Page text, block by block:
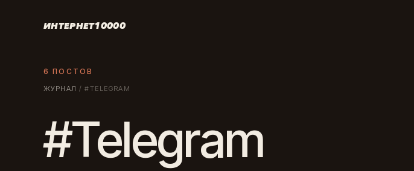
ИНТЕРНЕТ10000
6 ПОСТОВ
ЖУРНАЛ /#TELEGRAM
#Telegram